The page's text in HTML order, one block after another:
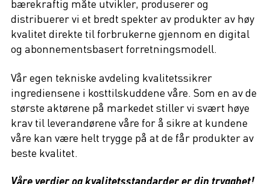
bærekraftig måte utvikler, produserer og
distribuerer vi et bredt spekter av produkter av høy
kvalitet direkte til forbrukerne gjennom en digital
og abonnementsbasert forretningsmodell.
Vår egen tekniske avdeling kvalitetssikrer
ingrediensene i kosttilskuddene våre. Som en av de
største aktørene på markedet stiller vi svært høye
krav til leverandørene våre for å sikre at kundene
våre kan være helt trygge på at de får produkter av
beste kvalitet.
Våre verdier og kvalitetsstandarder er din trygghet!